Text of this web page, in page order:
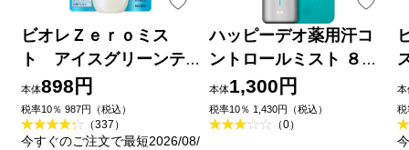
ビオレＺｅｒｏミス
ト アイスグリーンテ
ィーの香り ６０ｍＬ 花
王
本体898円
税率10％ 987円（税込）
（337）
今すぐのご注文で最短2026/08/
ハッピーデオ薬用汗コ
ントロールミスト ８０
ｍｌ マンダム (医薬部外
品)
本体1,300円
税率10％ 1,430円（税込）
（0）
本
税